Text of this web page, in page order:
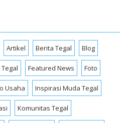
Artikel Berita Tegal Blog
Featured News Foto
Usaha Inspirasi Muda Tegal
Komunitas Tegal